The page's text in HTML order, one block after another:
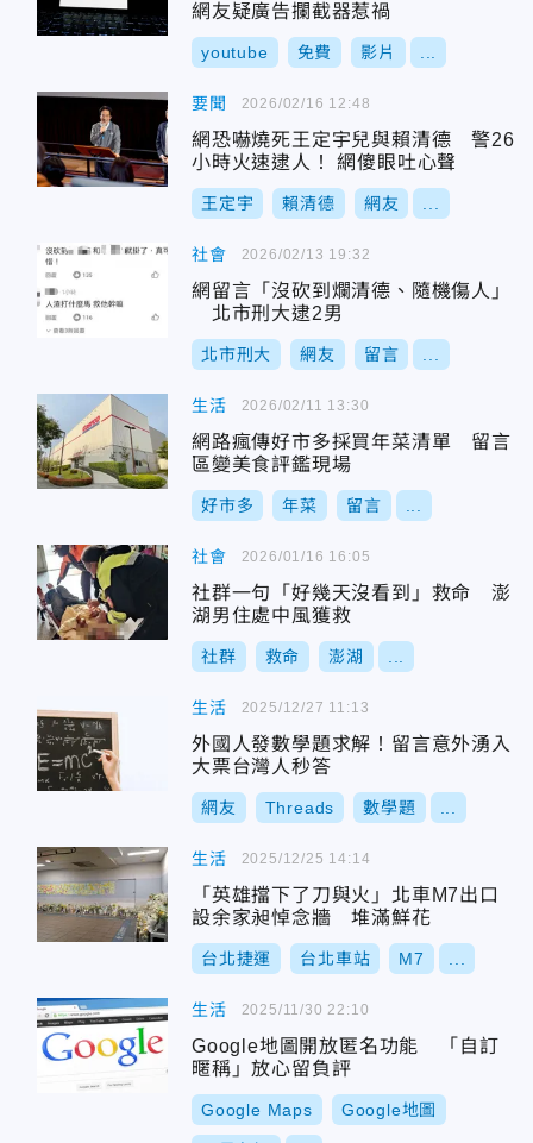
網友疑廣告攔截器惹禍
youtube 免費 影片
要聞
網恐嚇燒死王定宇兒與賴清德 警26
小時火速逮人！ 網傻眼吐心聲
王定宇 賴清德 網友
2026/02/16 12:48
社會
網留言「沒砍到爛清德、隨機傷人」
北市刑大逮2男
北市刑大 網友 留言
2026/02/13 19:32
生活
網路瘋傳好市多採買年菜清單 留言
區變美食評鑑現場
好市多 年菜 留言
2026/02/11 13:30
社會
社群一句「好幾天沒看到」救命 澎
湖男住處中風獲救
社群 救命 澎湖
2026/01/16 16:05
生活
外國人發數學題求解！留言意外湧入
大票台灣人秒答
網友 Threads 數學題
2025/12/27 11:13
生活
「英雄擋下了刀與火」北車M7出口
設余家昶悼念牆 堆滿鮮花
台北捷運 台北車站 M7
2025/12/25 14:14
生活
Google地圖開放匿名功能 「自訂
暱稱」放心留負評
Google Maps Google地圖
2025/11/30 22:10